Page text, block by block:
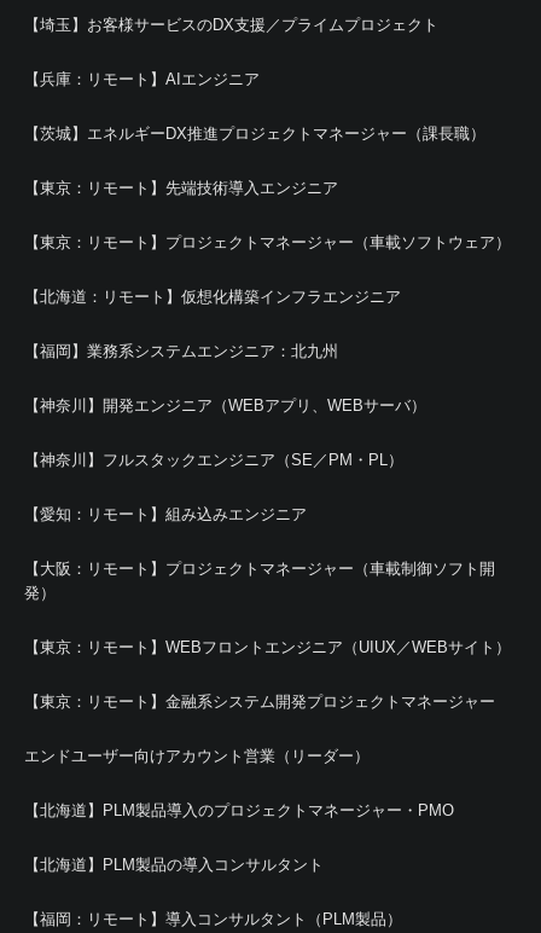
【埼玉】お客様サービスのDX支援／プライムプロジェクト
【兵庫：リモート】AIエンジニア
【茨城】エネルギーDX推進プロジェクトマネージャー（課長職）
【東京：リモート】先端技術導入エンジニア
【東京：リモート】プロジェクトマネージャー（車載ソフトウェア）
【北海道：リモート】仮想化構築インフラエンジニア
【福岡】業務系システムエンジニア：北九州
【神奈川】開発エンジニア（WEBアプリ、WEBサーバ）
【神奈川】フルスタックエンジニア（SE／PM・PL）
【愛知：リモート】組み込みエンジニア
【大阪：リモート】プロジェクトマネージャー（車載制御ソフト開
発）
【東京：リモート】WEBフロントエンジニア（UIUX／WEBサイト）
【東京：リモート】金融系システム開発プロジェクトマネージャー
エンドユーザー向けアカウント営業（リーダー）
【北海道】PLM製品導入のプロジェクトマネージャー・PMO
【北海道】PLM製品の導入コンサルタント
【福岡：リモート】導入コンサルタント（PLM製品）